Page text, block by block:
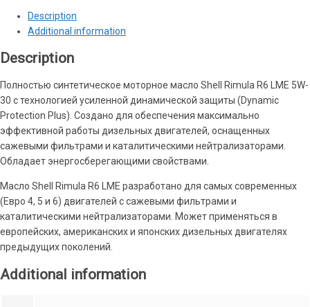
Description
Additional information
Description
Полностью синтетическое моторное масло Shell Rimula R6 LME 5W-
30 с технологией усиленной динамической защиты (Dynamic
Protection Plus). Создано для обеспечения максимально
эффективной работы дизельных двигателей, оснащенных
сажевыми фильтрами и каталитическими нейтрализаторами.
Обладает энергосберегающими свойствами.
Масло Shell Rimula R6 LME разработано для самых современных
(Евро 4, 5 и 6) двигателей с сажевыми фильтрами и
каталитическими нейтрализаторами. Может применяться в
европейских, американских и японских дизельных двигателях
предыдущих поколений.
Additional information